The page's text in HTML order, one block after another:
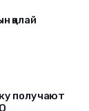
қалай
получают